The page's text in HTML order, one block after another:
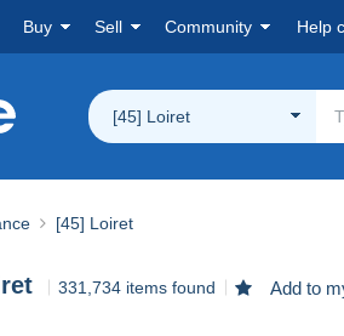
Buy Sell Community Help
[45] Loiret
[45] Loiret
331,734 items found Add to